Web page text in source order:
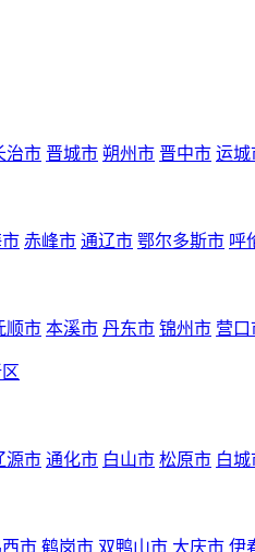
治市 晋城市 朔州市 晋中市 运城
赤峰市 通辽市 鄂尔多斯市 呼
顺市 本溪市 丹东市 锦州市 营口
源市 通化市 白山市 松原市 白城
市 鹤岗市 双鸭山市 大庆市 伊